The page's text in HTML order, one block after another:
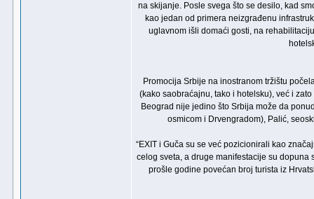
na skijanje. Posle svega što se desilo, kad
kao jedan od primera neizgrađenu
uglavnom išli domaći gosti, na
Promocija Srbije na inostranom tržištu
(kako saobraćajnu, tako i hotelsku), već i
Beograd nije jedino što Srbija može da
osmicom i Drvengradom), Palić,
“EXIT i Guča su se već pozicionirali kao
celog sveta, a druge manifestacije su
prošle godine povećan broj turista iz